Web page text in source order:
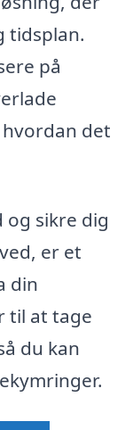
tidsplan.
på
det
og sikre dig
er et
din
til at tage
du kan